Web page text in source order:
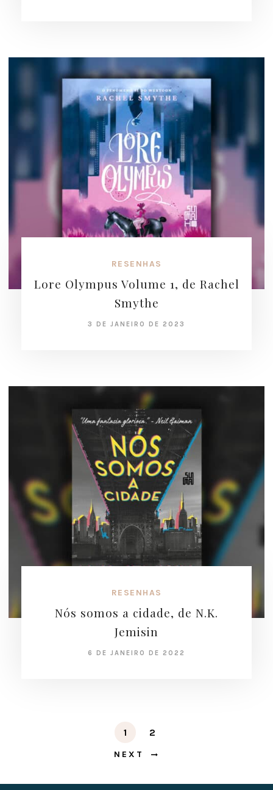
RESENHAS
Lore Olympus Volume 1, de Rachel
Smythe
3 DE JANEIRO DE 2023
RESENHAS
Nós somos a cidade, de N.K.
Jemisin
6 DE JANEIRO DE 2022
1 2
NEXT